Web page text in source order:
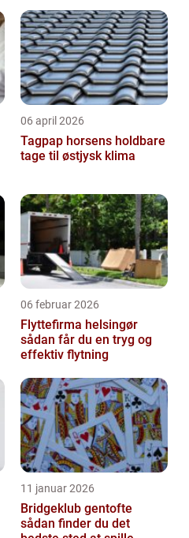
06 april 2026
Tagpap horsens holdbare
tage til østjysk klima
06 februar 2026
Flyttefirma helsingør
sådan får du en tryg og
effektiv flytning
11 januar 2026
Bridgeklub gentofte
sådan finder du det